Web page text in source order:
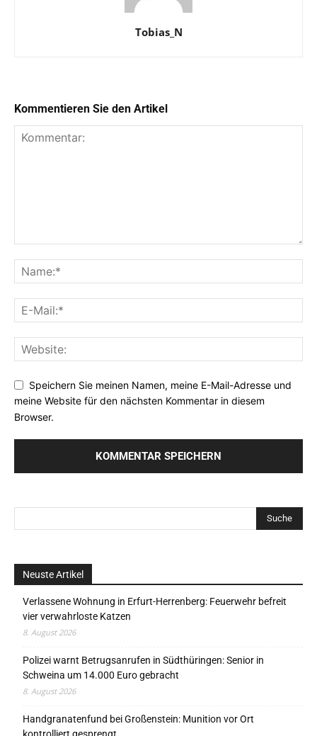
Tobias_N
Kommentieren Sie den Artikel
Speichern Sie meinen Namen, meine E-Mail-Adresse und
meine Website für den nächsten Kommentar in diesem
Browser.
Neuste Artikel
Verlassene Wohnung in Erfurt-Herrenberg: Feuerwehr befreit
vier verwahrloste Katzen
8. August 2026
Polizei warnt Betrugsanrufen in Südthüringen: Senior in
Schweina um 14.000 Euro gebracht
8. August 2026
Handgranatenfund bei Großenstein: Munition vor Ort